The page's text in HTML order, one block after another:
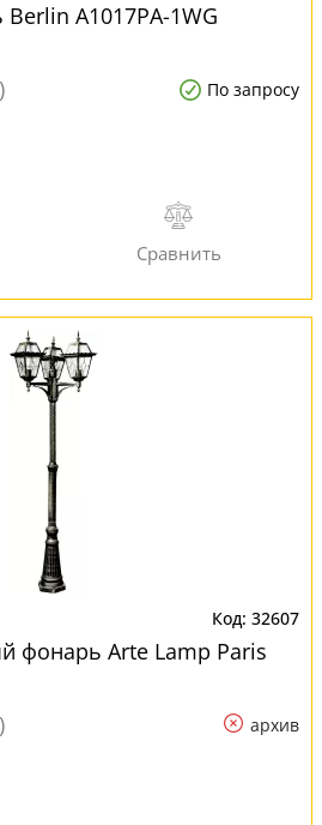
A1017PA-1WG
По запросу
32607
фонарь Arte Lamp Paris
архив